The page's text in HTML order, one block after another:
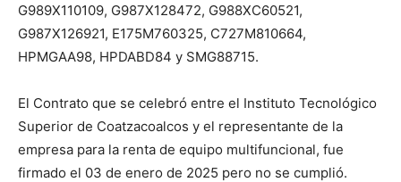
G989X110109, G987X128472, G988XC60521,
G987X126921, E175M760325, C727M810664,
HPMGAA98, HPDABD84 y SMG88715.
El Contrato que se celebró entre el Instituto Tecnológico
Superior de Coatzacoalcos y el representante de la
empresa para la renta de equipo multifuncional, fue
firmado el 03 de enero de 2025 pero no se cumplió.